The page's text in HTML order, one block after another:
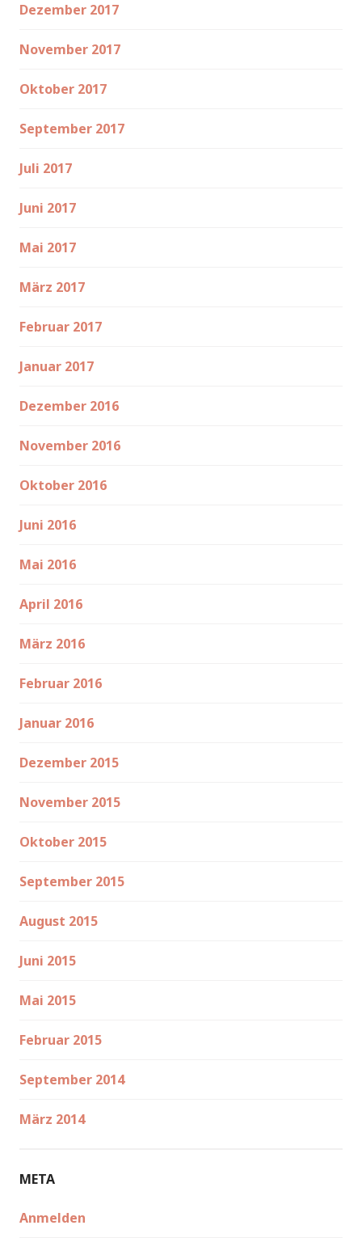
Dezember 2017
November 2017
Oktober 2017
September 2017
Juli 2017
Juni 2017
Mai 2017
März 2017
Februar 2017
Januar 2017
Dezember 2016
November 2016
Oktober 2016
Juni 2016
Mai 2016
April 2016
März 2016
Februar 2016
Januar 2016
Dezember 2015
November 2015
Oktober 2015
September 2015
August 2015
Juni 2015
Mai 2015
Februar 2015
September 2014
März 2014
META
Anmelden